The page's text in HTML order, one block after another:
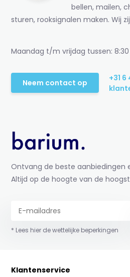
bellen, mailen,
sturen, rooksignalen maken. Wij
Maandag t/m vrijdag tussen:
Neem contact op
+31
Ontvang de beste aanbiedingen
Altijd op de hoogte van de
* Lees hier de wettelijke beperkingen
Klantenservice